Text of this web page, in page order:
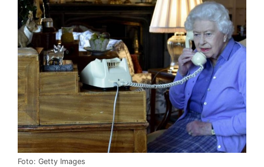
Foto: Getty Images